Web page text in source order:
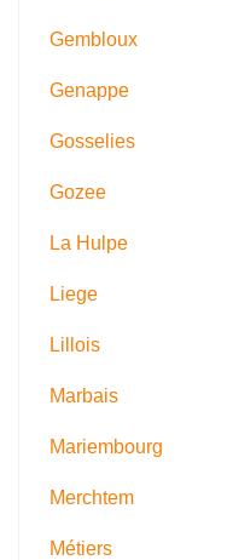
Gembloux
Genappe
Gosselies
Gozee
La Hulpe
Liege
Lillois
Marbais
Mariembourg
Merchtem
Métiers